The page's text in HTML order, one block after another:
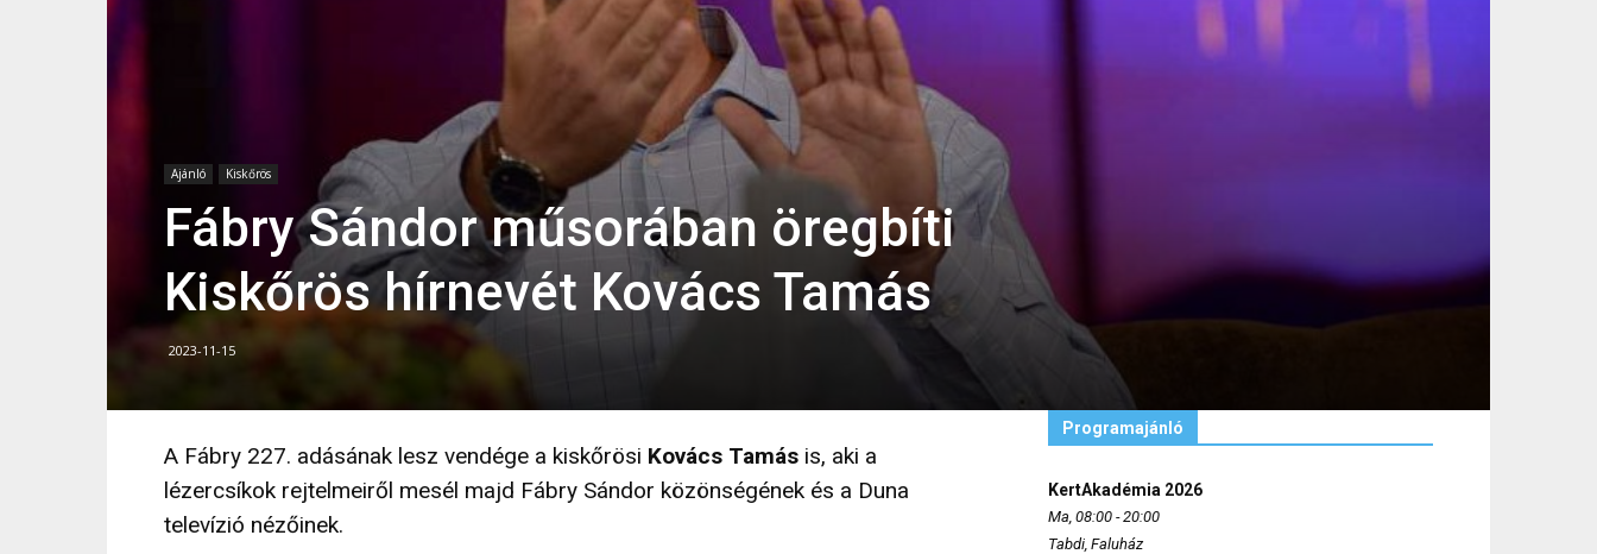
Ajánló Kiskőrös
Fábry Sándor műsorában öregbíti
Kiskőrös hírnevét Kovács Tamás
2023-11-15
A Fábry 227. adásának lesz vendége a kiskőrösi Kovács Tamás is, aki a
lézercsíkok rejtelmeiről mesél majd Fábry Sándor közönségének és a Duna
televízió nézőinek.
Programajánló
KertAkadémia 2026
Ma, 08:00 - 20:00
Tabdi, Faluház